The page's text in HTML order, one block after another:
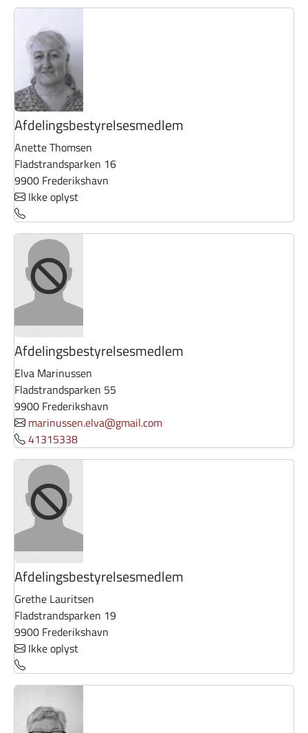
Afdelingsbestyrelsesmedlem
Anette Thomsen
Fladstrandsparken 16
9900 Frederikshavn
Ikke oplyst
Afdelingsbestyrelsesmedlem
Elva Marinussen
Fladstrandsparken 55
9900 Frederikshavn
marinussen.elva@gmail.com
41315338
Afdelingsbestyrelsesmedlem
Grethe Lauritsen
Fladstrandsparken 19
9900 Frederikshavn
Ikke oplyst